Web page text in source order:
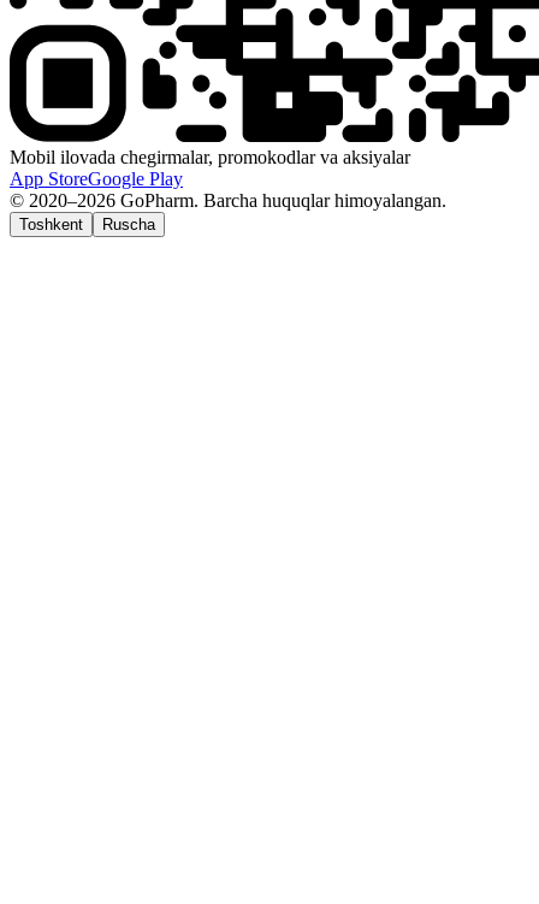
Mobil ilovada chegirmalar, promokodlar va aksiyalar
App StoreGoogle Play
© 2020–2026 GoPharm. Barcha huquqlar himoyalangan.
Toshkent Ruscha